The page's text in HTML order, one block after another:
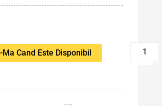
Cand Este Disponibil favorite_border